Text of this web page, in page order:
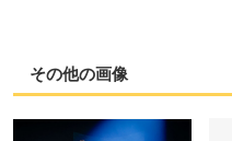
その他の画像